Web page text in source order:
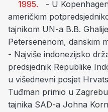
1995. - U
američkim
tajnikom UN-a B.B.
Petersenenom, danskim
- Najviše indonezijsko
predsjednik Republike
u višednevni posjet
Tuđman primio u
tajnika SAD-a Johna